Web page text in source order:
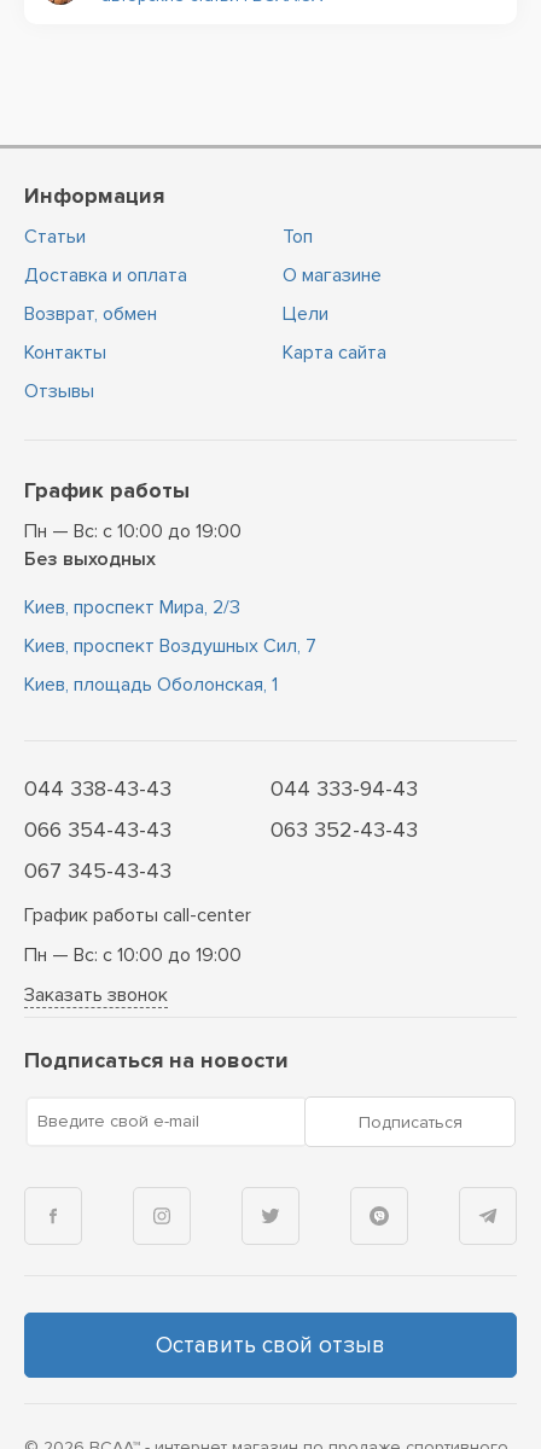
Информация
Статьи
Доставка и оплата
Возврат, обмен
Контакты
Отзывы
Топ
О магазине
Цели
Карта сайта
График работы
Пн — Вс: с 10:00 до 19:00
Без выходных
Киев, проспект Мира, 2/3
Киев, проспект Воздушных Сил, 7
Киев, площадь Оболонская, 1
044 338-43-43
044 333-94-43
066 354-43-43
063 352-43-43
067 345-43-43
График работы call-center
Пн — Вс: с 10:00 до 19:00
Заказать звонок
Подписаться на новости
Введите свой e-mail Подписаться
Оставить свой отзыв